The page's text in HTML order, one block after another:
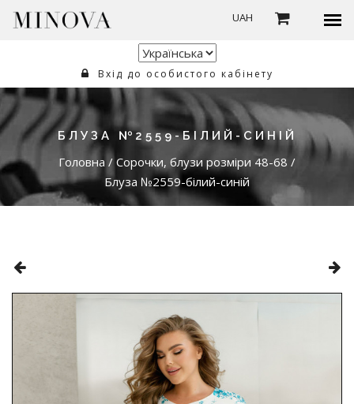
UAH
Вхід до особистого кабінету
БЛУЗА №2559-БІЛИЙ-СИНІЙ
Головна / Сорочки, блузи розміри 48-68 /
Блуза №2559-білий-синій